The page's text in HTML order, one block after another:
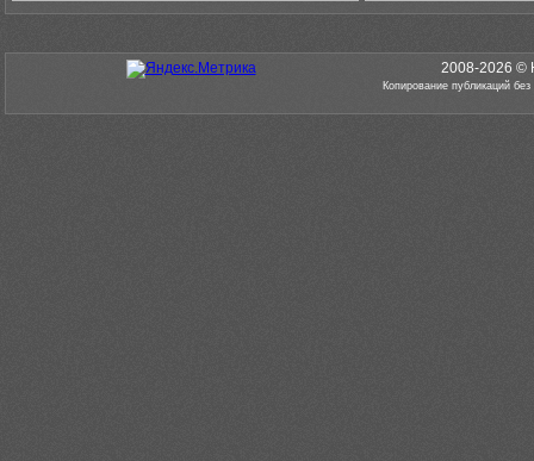
2008-2026 ©
Копирование публикаций